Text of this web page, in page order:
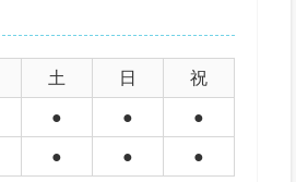
土 日 祝
● ● ●
● ●
●